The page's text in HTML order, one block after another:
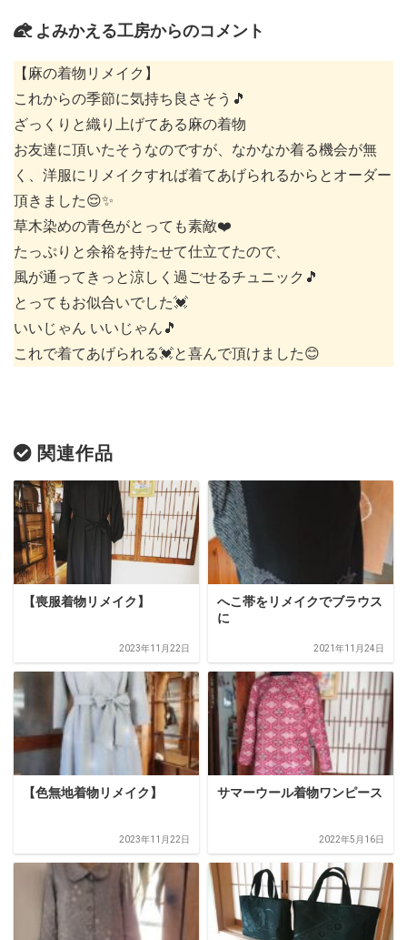
よみかえる工房からのコメント
【麻の着物リメイク】
これからの季節に気持ち良さそう🎵
ざっくりと織り上げてある麻の着物
お友達に頂いたそうなのですが、なかなか着る機会が無
く、洋服にリメイクすれば着てあげられるからとオーダー
頂きました😌✨
草木染めの青色がとっても素敵❤️
たっぷりと余裕を持たせて仕立てたので、
風が通ってきっと涼しく過ごせるチュニック🎵
とってもお似合いでした💓
いいじゃん いいじゃん🎵
これで着てあげられる💓と喜んで頂けました😊
関連作品
【喪服着物リメイク】
2023年11月22日
へこ帯をリメイクでブラウス
に
2021年11月24日
【色無地着物リメイク】
2023年11月22日
サマーウール着物ワンピース
2022年5月16日